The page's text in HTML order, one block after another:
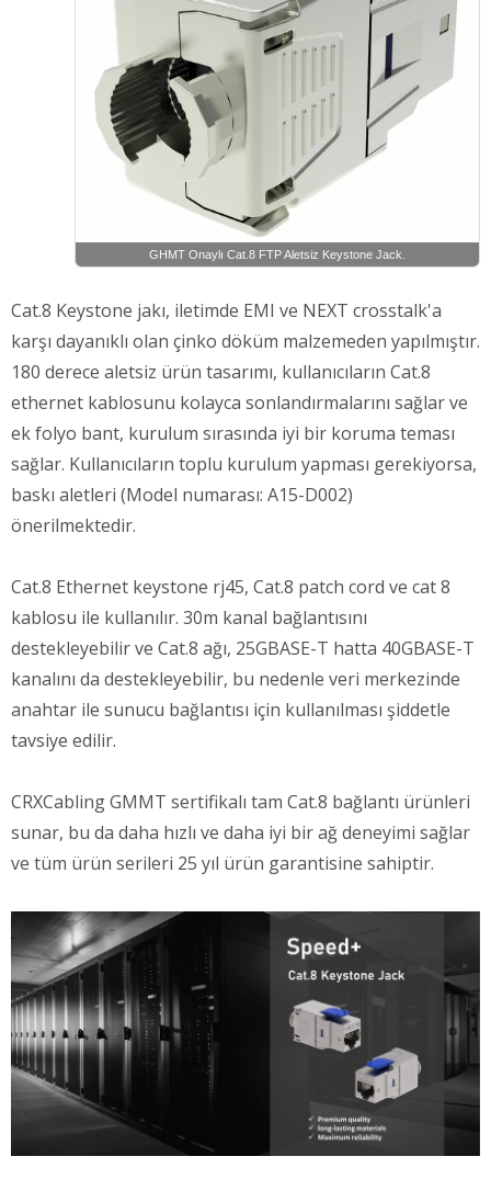
GHMT Onaylı Cat.8 FTP Aletsiz Keystone Jack.
Cat.8 Keystone jakı, iletimde EMI ve NEXT crosstalk'a
karşı dayanıklı olan çinko döküm malzemeden yapılmıştır.
180 derece aletsiz ürün tasarımı, kullanıcıların Cat.8
ethernet kablosunu kolayca sonlandırmalarını sağlar ve
ek folyo bant, kurulum sırasında iyi bir koruma teması
sağlar. Kullanıcıların toplu kurulum yapması gerekiyorsa,
baskı aletleri (Model numarası: A15-D002)
önerilmektedir.
Cat.8 Ethernet keystone rj45, Cat.8 patch cord ve cat 8
kablosu ile kullanılır. 30m kanal bağlantısını
destekleyebilir ve Cat.8 ağı, 25GBASE-T hatta 40GBASE-T
kanalını da destekleyebilir, bu nedenle veri merkezinde
anahtar ile sunucu bağlantısı için kullanılması şiddetle
tavsiye edilir.
CRXCabling GMMT sertifikalı tam Cat.8 bağlantı ürünleri
sunar, bu da daha hızlı ve daha iyi bir ağ deneyimi sağlar
ve tüm ürün serileri 25 yıl ürün garantisine sahiptir.